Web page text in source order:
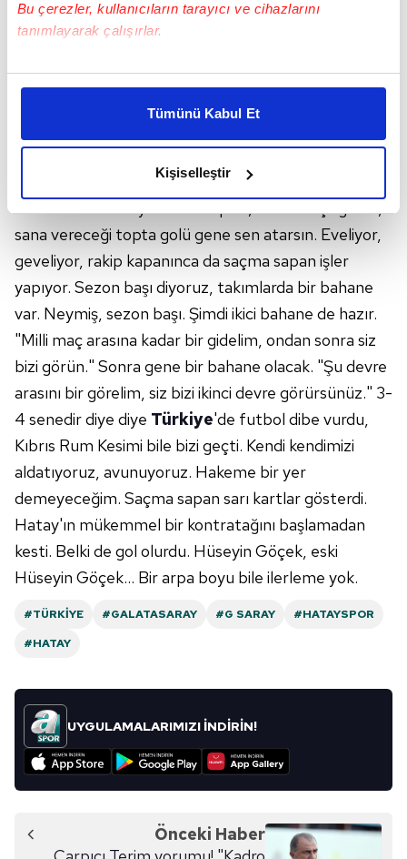
Bu çerezler, kullanıcıların tarayıcı ve cihazlarını
tanımlayarak çalışırlar.
Bu çerezlere izin vermeniz halinde sizlere özel
daha iyi reklam deneyimi yaşatabiliriz. Bunu yaparken
amacımızın size daha iyi bir reklam deneyimi sunmak
elimizden gelen çabayı gösterdiğimizi ve bu noktada,
kalemimiz olduğunu sizlere hatırlatmak isteriz.
Her halükârda, kullanıcılar, bu çerezlere izin vermedikleri
takdirde, kullanıcılara hedefli reklamlar
gösterilmeyecektir."
Sizlere daha iyi bir hizmet sunabilmek için İnternet
Sitemizde kendimize ve üçüncü kişilere ait çerezler
kullanılmaktadır. Bu çerezler vasıtasıyla çeşitli kişisel
verileriniz işlenmekte olup gerekli olan çerezler bilgi
toplumu hizmetlerinin sunulması amacıyla
kullanılmaktadır. Diğer çerezler, sitemizin daha işlevsel
kılınması ve kişiselleştirilmesi ve sizlere yönelik
reklam/pazarlama faaliyetlerinin yapılması, amaçlarıyla
sınırlı olarak açık rızanız dahilinde kullanılacaktır.
Çerezlere ilişkin tercihlerinizi aşağıda yer alan panel
için Ayarlar butonuna tıklayabilir,Çerez Bilgilendirme
Metnimizi
6698 sayılı Kişisel Verilerin Korunması Kanunu uyarınca
hazırlanmış Aydınlatma Metnimizi okumak ve sitemizde
ilgili mevzuata uygun olarak kullanılan çerezlerle ilgili bilgi
almak için lütfentıklayınız.
Tümünü Kabul Et
Kişiselleştir
kaçıyor. Böyle olunca da rakibe orta alanda büyük bir
aynı zamanda çabuk kontratağa çıkabiliyor. Yeni
son derece kötü. Hücuma kalkmışsın, arkadaşın en
az 25 metre depar atıyor, cennetlik canını
cehenneme sokuyor. At ona pası, insin aut çizgisine,
sana vereceği topta golü gene sen atarsın. Eveliyor,
geveliyor, rakip kapanınca da saçma sapan işler
yapıyor. Sezon başı diyoruz, takımlarda bir bahane
var. Neymiş, sezon başı. Şimdi ikici bahane de hazır.
"Milli maç arasına kadar bir gidelim, ondan sonra siz
bizi görün." Sonra gene bir bahane olacak. "Şu devre
arasını bir görelim, siz bizi ikinci devre görürsünüz." 3-
4 senedir diye diye Türkiye'de futbol dibe vurdu,
Kıbrıs Rum Kesimi bile bizi geçti. Kendi kendimizi
aldatıyoruz, avunuyoruz. Hakeme bir yer
demeyeceğim. Saçma sapan sarı kartlar gösterdi.
Hatay'ın mükemmel bir kontratağını başlamadan
kesti. Belki de gol olurdu. Hüseyin Göçek, eski
Hüseyin Göçek... Bir arpa boyu bile ilerleme yok.
#TÜRKIYE #GALATASARAY #G SARAY
#HATAYSPOR
#HATAY
UYGULAMALARIMIZI İNDİRİN!
Önceki Haber